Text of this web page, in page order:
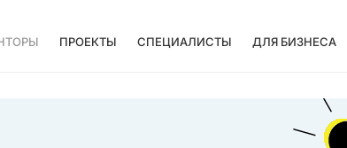
ПРОЕКТЫ СПЕЦИАЛИСТЫ ДЛЯ БИЗНЕСА